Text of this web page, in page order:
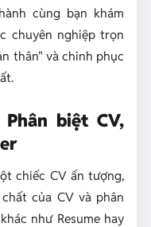
cùng bạn khám
chuyên nghiệptrọn
thân" và chinh phục
biệt CV,
chiếc CV ấn tượng,
của CV và phân
như Resume hay